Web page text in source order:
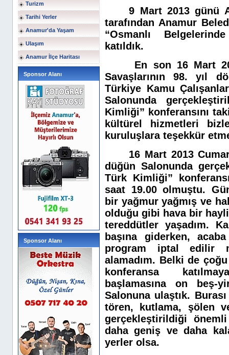
Turizm
Tarihi Yerler
Anamur'da Yaşam
Ulaşım
Anamur İlçe Haritası
Sponsor Alanı
Sponsor Alanı
9 Mart 2013 günü
tarafından Anamur
“Osmanlı
katıldık.
En son 16 Mart
Savaşlarının 98. yıl
Türkiye Kamu
Salonunda
Kimliği” konferansını
kültürel hizmetleri
kuruluşlara teşekkür
16 Mart 2013
düğün Salonunda
Türk Kimliği”
saat 19.00 olmuştu.
bir yağmur yağmış ve
olduğu gibi hava bir
tereddütler yaşadım.
başına giderken,
program iptal edilir
alamadım. Belki de
konferansa
başlamasına on beş-
Salonuna ulaştık.
tören, kutlama, şölen
gerçekleştirildiği
daha geniş ve daha
yerler olsa.